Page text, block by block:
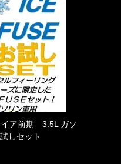
イア前期 3.5L ガソ
しセット